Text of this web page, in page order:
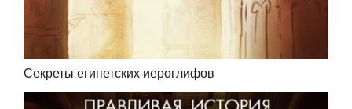
Секреты египетских иероглифов